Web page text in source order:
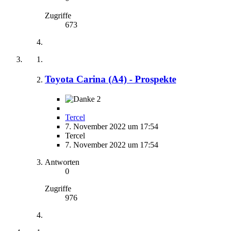
Zugriffe
673
Toyota Carina (A4) - Prospekte
2
Tercel
7. November 2022 um 17:54
Tercel
7. November 2022 um 17:54
Antworten
0
Zugriffe
976